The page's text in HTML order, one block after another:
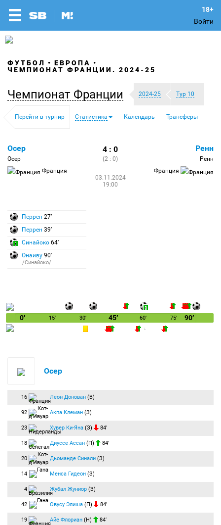
Войти
ФУТБОЛ
ЕВРОПА
ЧЕМПИОНАТ ФРАНЦИИ. 2024-25
Чемпионат Франции 2024-25 Тур 10
Перейти в турнир Статистика Календарь Трансферы
Осер
Осер
Франция
4 : 0
(2 : 0)
03.11.2024
19:00
Ренн
Ренн
Франция
Перрен 27′
Перрен 39′
Синайоко 64′
Онаиву 90′
/Синайоко/
0′ 15′ 30′ 45′ 60′ 75′ 90′
Осер
16 Леон Донован (В)
92 Акпа Клеман (З)
23 Хувер Ки-Яна (З) 84′
18 Диуссе Ассан (П) 84′
20 Дьоманде Синали (З)
14 Менса Гидеон (З)
4 Жубал Жуниор (З)
42 Овусу Элиша (П) 84′
19 Айе Флориан (Н) 84′